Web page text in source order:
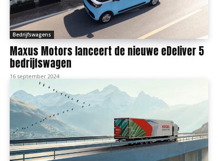
Bedrijfswagens
Maxus Motors lanceert de nieuwe eDeliver 5
bedrijfswagen
16 september 2024